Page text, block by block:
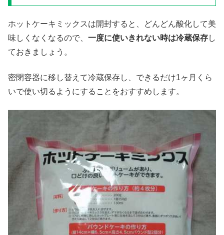
ホットケーキミックスは開封すると、どんどん酸化して美
味しくなくなるので、 一度に使いきれない時は冷蔵保存し
ておきましょう。
密閉容器に移し替えて冷蔵保存し、できるだけ1ヶ月くら
いで使い切るようにすることをおすすめします。